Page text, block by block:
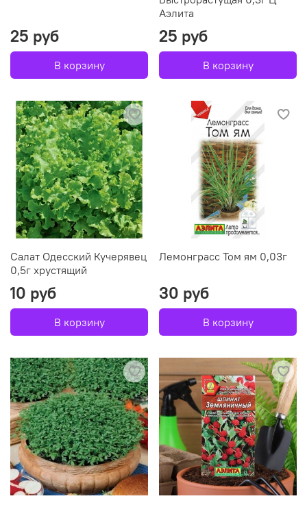
25 руб
В корзину
Аэлита
25 руб
В корзину
Салат Одесский Кучерявец
0,5г хрустящий
10 руб
В корзину
Лемонграсс Том ям 0,03г
30 руб
В корзину